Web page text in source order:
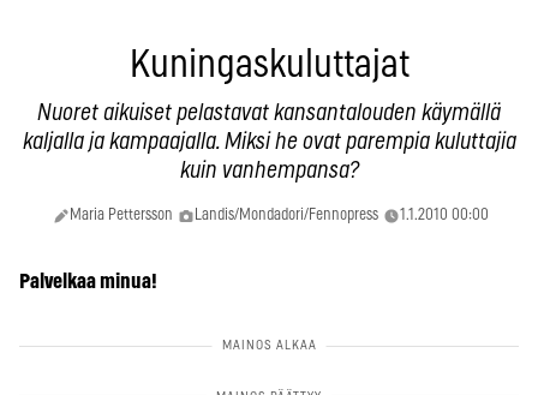
Kuningaskuluttajat
Nuoret aikuiset pelastavat kansantalouden käymällä
kaljalla ja kampaajalla. Miksi he ovat parempia kuluttajia
kuin vanhempansa?
Maria Pettersson Landis/Mondadori/Fennopress 1.1.2010 00:00
Palvelkaa minua!